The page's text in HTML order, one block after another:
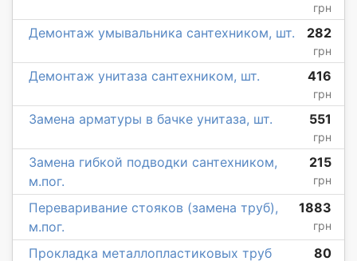
грн
Демонтаж умывальника сантехником, шт. 282
грн
Демонтаж унитаза сантехником, шт. 416
грн
Замена арматуры в бачке унитаза, шт. 551
грн
Замена гибкой подводки сантехником,
м.пог.
215
грн
Переваривание стояков (замена труб),
м.пог.
1883
грн
Прокладка металлопластиковых труб
80